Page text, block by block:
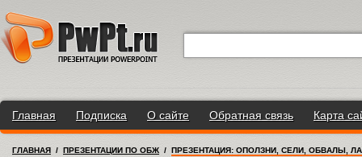
Главная Подписка О сайте Обратная связь Карта
ГЛАВНАЯ / ПРЕЗЕНТАЦИИ ПО ОБЖ / ПРЕЗЕНТАЦИЯ: ОПОЛЗНИ, СЕЛИ, ОБВАЛЫ,